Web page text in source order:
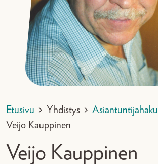
Etusivu > Yhdistys > Asiantuntijahaku
Veijo Kauppinen
Veijo Kauppinen